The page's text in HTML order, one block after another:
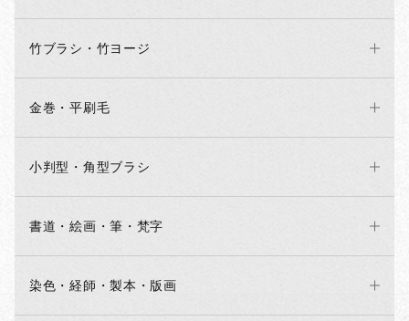
竹ブラシ・竹ヨージ
金巻・平刷毛
小判型・角型ブラシ
書道・絵画・筆・梵字
染色・経師・製本・版画
かっぱ橋道具街店：3月27日（終わり次第営業予定）
横浜南門シルクロード店：3月30日（終わり次第営業予定）
ネット販売：3月31日（発送業務全日休業）
2026/01/20
毛玉取りブラシについて
毛玉取りブラシの一部商品につきまして、好評により製作が間に
お客様にはご迷惑をおかけします。
何卒よろしくお願いいたします。